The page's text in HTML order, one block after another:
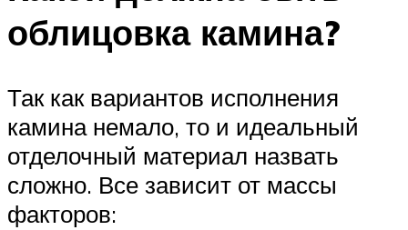
облицовка камина?
Так как вариантов исполнения
камина немало, то и идеальный
отделочный материал назвать
сложно. Все зависит от массы
факторов: